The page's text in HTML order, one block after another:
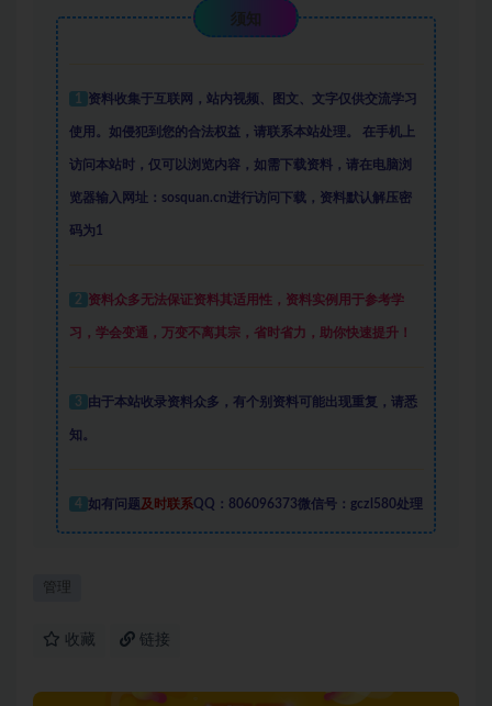
须知
1 资料收集于互联网 ， 站内视频、图文、文字仅供交流学习
使用。如侵犯到您的合法权益，请联系本站处理。 在手机上
访问本站时，仅可以浏览内容，如需下载资料，请在电脑浏
览器输入网址：sosquan.cn进行访问下载， 资料默认解压密
码为1
2 资料众多无法保证资料其适用性，资料实例 用于参考学
习，学会变通，万变不离其宗，省时省力，助你快速提升！
3 由于本站收录资料众多，有个别资料可能出现重复，请悉
知。
4 如有问题及时联系QQ：806096373微信号：gczl580处理
管理
收藏 链接